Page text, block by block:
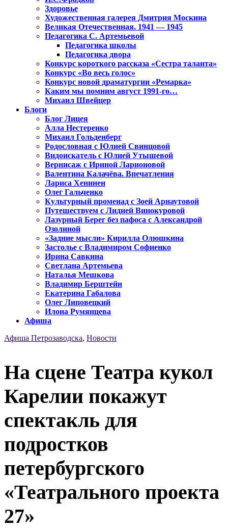
Здоровье
Художественная галерея Дмитрия Москина
Великая Отечественная. 1941 — 1945
Педагогика С. Артемьевой
Педагогика школы
Педагогика двора
Конкурс короткого рассказа «Сестра таланта»
Конкурс «Во весь голос»
Конкурс новой драматургии «Ремарка»
Каким мы помним август 1991-го…
Михаил Швейцер
Блоги
Блог Лицея
Алла Нестеренко
Михаил Гольденберг
Родословная с Юлией Свинцовой
Видоискатель с Юлией Утышевой
Вернисаж с Ириной Ларионовой
Валентина Калачёва. Впечатления
Лариса Хенинен
Олег Гальченко
Культурный променад с Зоей Арнаутовой
Путешествуем с Лидией Винокуровой
Лазурный Берег без пафоса с Александрой
Озолиной
«Задние мысли» Кирилла Олюшкина
Застолье с Владимиром Софиенко
Ирина Савкина
Светлана Артемьева
Наталья Мешкова
Владимир Берштейн
Екатерина Габалова
Олег Липовецкий
Илона Румянцева
Афиша
Афиша Петрозаводска, Новости
На сцене Театра кукол
Карелии покажут
спектакль для
подростков
петербургского
«Театрального проекта
27»